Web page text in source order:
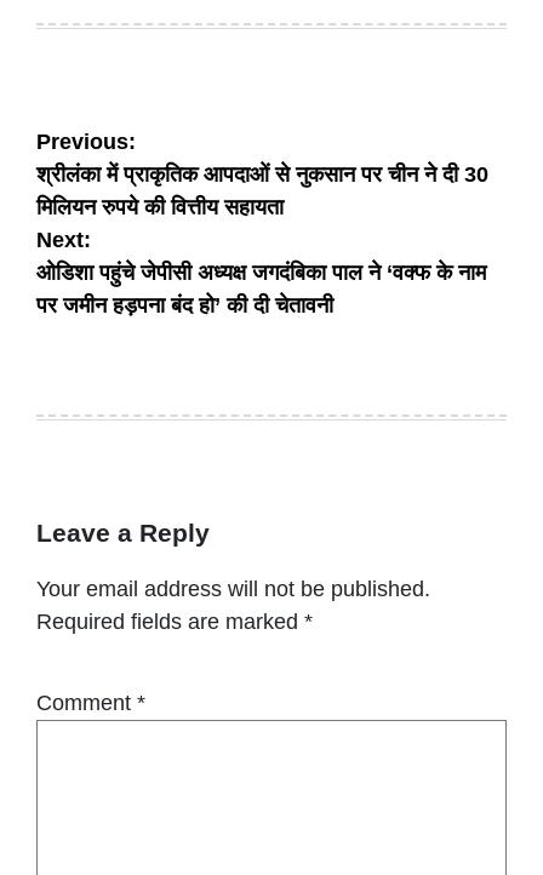
Post
navigation
Previous:
श्रीलंका में प्राकृतिक आपदाओं से नुकसान पर चीन ने दी 30
मिलियन रुपये की वित्तीय सहायता
Next:
ओडिशा पहुंचे जेपीसी अध्यक्ष जगदंबिका पाल ने ‘वक्फ के नाम
पर जमीन हड़पना बंद हो’ की दी चेतावनी
Leave a Reply
Your email address will not be published.
Required fields are marked *
Comment *